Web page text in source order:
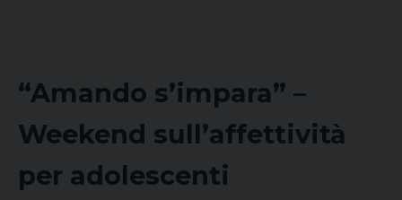
“Amando s’impara” –
Weekend sull’affettività
per adolescenti